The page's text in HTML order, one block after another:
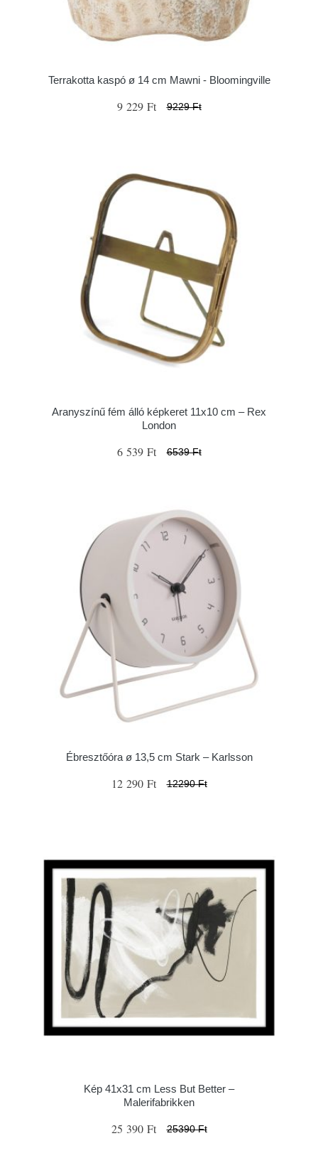
Terrakotta kaspó ø 14 cm Mawni - Bloomingville
9 229 Ft 9229 Ft
Aranyszínű fém álló képkeret 11x10 cm – Rex
London
6 539 Ft 6539 Ft
Ébresztőóra ø 13,5 cm Stark – Karlsson
12 290 Ft 12290 Ft
Kép 41x31 cm Less But Better –
Malerifabrikken
25 390 Ft 25390 Ft